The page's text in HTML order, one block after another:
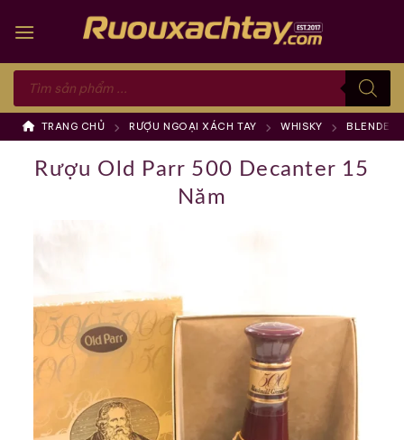
Tìm
kiếm
phẩm
TRANG CHỦ RƯỢU NGOẠI XÁCH TAY WHISKY BLENDED
Rượu Old Parr 500 Decanter 15
Năm